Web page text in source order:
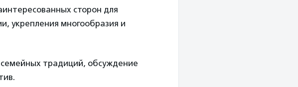
сторон для
укрепления многообразия и
традиций, обсуждение